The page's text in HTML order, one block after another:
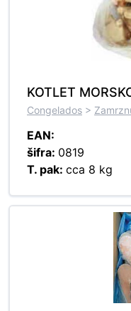
KOTLET
Congelados >
EAN:
šifra: 0819
T. pak: cca 8 kg